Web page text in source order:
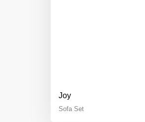
Joy
Sofa Set